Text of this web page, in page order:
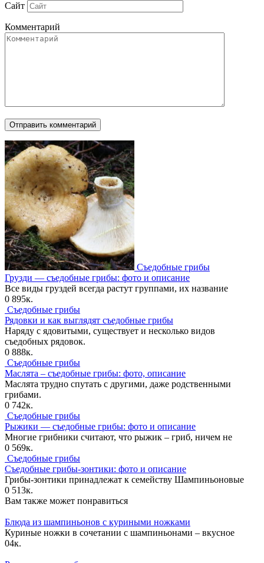
Сайт
Комментарий
Съедобные грибы
Грузди — съедобные грибы: фото и описание
Все виды груздей всегда растут группами, их название
0 895к.
Съедобные грибы
Рядовки и как выглядят съедобные грибы
Наряду с ядовитыми, существует и несколько видов
съедобных рядовок.
0 888к.
Съедобные грибы
Маслята – съедобные грибы: фото, описание
Маслята трудно спутать с другими, даже родственными
грибами.
0 742к.
Съедобные грибы
Рыжики — съедобные грибы: фото и описание
Многие грибники считают, что рыжик – гриб, ничем не
0 569к.
Съедобные грибы
Съедобные грибы-зонтики: фото и описание
Грибы-зонтики принадлежат к семейству Шампиньоновые
0 513к.
Вам также может понравиться
Блюда из шампиньонов с куриными ножками
Куриные ножки в сочетании с шампиньонами – вкусное
04к.